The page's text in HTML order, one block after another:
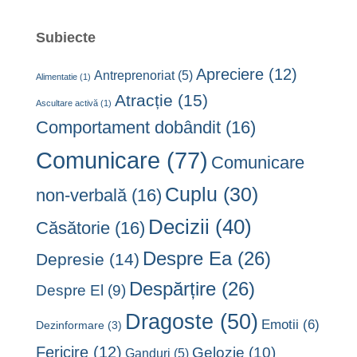
Subiecte
Alimentatie (1) Antreprenoriat(5) Apreciere (12)
Ascultare activă (1) Atracție (15)
Comportament dobândit (16)
Comunicare (77) Comunicare
non-verbală (16) Cuplu (30)
Căsătorie (16) Decizii (40)
Depresie (14) Despre Ea(26)
Despre El (9) Despărțire (26)
Dezinformare (3) Dragoste (50) Emotii (6)
Fericire (12) Ganduri (5) Gelozie (10)